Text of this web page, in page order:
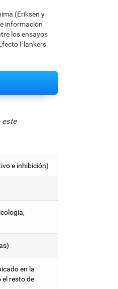
(Eriksen y
información
los ensayos
Flankers.
este
e inhibición)
en la
resto de